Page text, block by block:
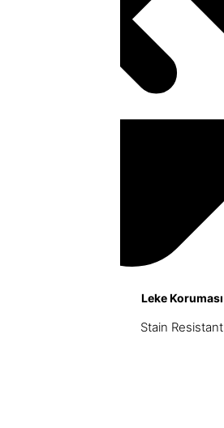
Leke Koruması
Stain Resistant